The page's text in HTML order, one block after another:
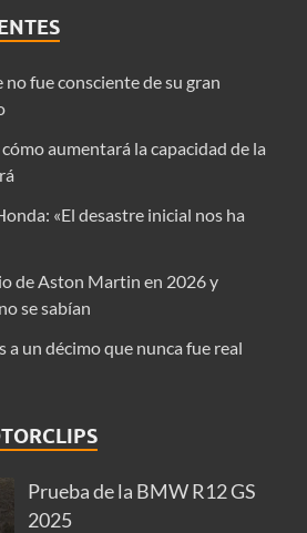
fue consciente de su gran
aumentará la capacidad de la
«El desastre inicial nos ha
de Aston Martin en 2026 y
se sabían
a un décimo que nunca fue real
Prueba de la BMW R12 GS
2025